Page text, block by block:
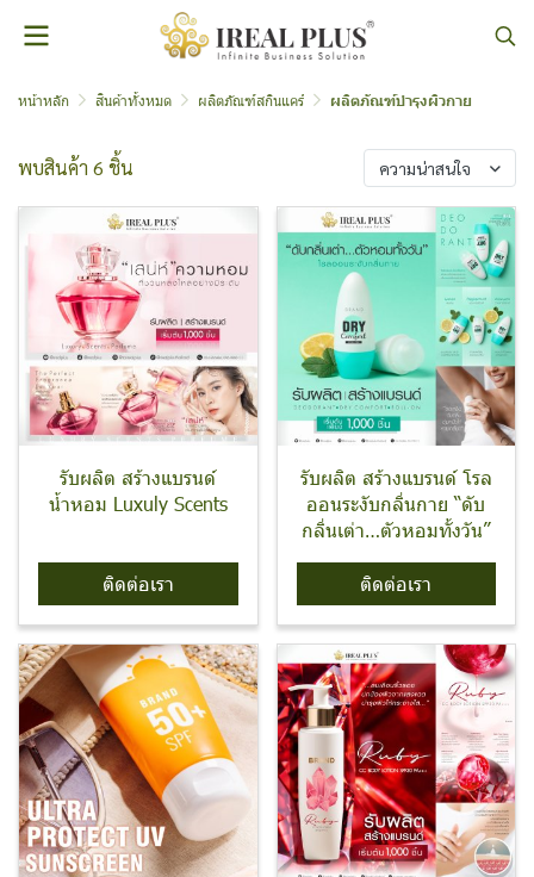
หน้าหลัก สินค้าทั้งหมด ผลิตภัณฑ์สกินแคร์ ผลิตภัณฑ์บำรุงผิวกาย
พบสินค้า 6 ชิ้น ความน่าสนใจ
รับผลิต สร้างแบรนด์
น้ำหอม Luxuly Scents
ติดต่อเรา
รับผลิต สร้างแบรนด์ โรล
ออนระงับกลิ่นกาย “ดับ
กลิ่นเต่า…ตัวหอมทั้งวัน”
ติดต่อเรา